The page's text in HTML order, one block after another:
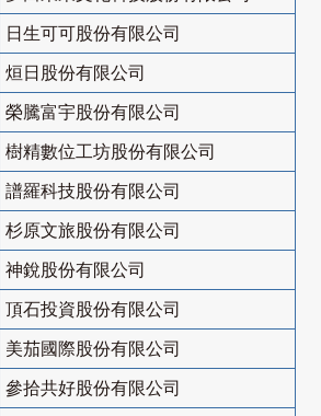
日生可可股份有限公司
烜日股份有限公司
榮騰富宇股份有限公司
樹精數位工坊股份有限公司
譜羅科技股份有限公司
杉原文旅股份有限公司
神銳股份有限公司
頂石投資股份有限公司
美茄國際股份有限公司
參拾共好股份有限公司